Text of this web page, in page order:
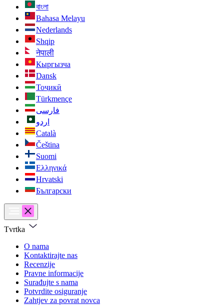
বাংলা
Bahasa Melayu
Nederlands
Shqip
नेपाली
Кыргызча
Dansk
Тоҷикӣ
Türkmençe
فارسی
اردو
Català
Čeština
Suomi
Ελληνικά
Hrvatski
Български
Tvrtka
O nama
Kontaktirajte nas
Recenzije
Pravne informacije
Surađujte s nama
Potvrdite osiguranje
Zahtjev za povrat novca